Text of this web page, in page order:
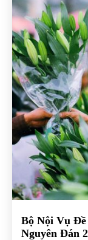
Bộ Nội Vụ
Nguyên Đán